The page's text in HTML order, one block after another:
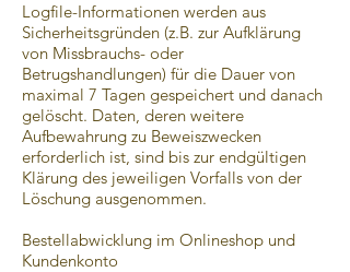
Logfile-Informationen werden aus
Sicherheitsgründen (z.B. zur Aufklärung
von Missbrauchs- oder
Betrugshandlungen) für die Dauer von
maximal 7 Tagen gespeichert und danach
gelöscht. Daten, deren weitere
Aufbewahrung zu Beweiszwecken
erforderlich ist, sind bis zur endgültigen
Klärung des jeweiligen Vorfalls von der
Löschung ausgenommen.
Bestellabwicklung im Onlineshop und
Kundenkonto